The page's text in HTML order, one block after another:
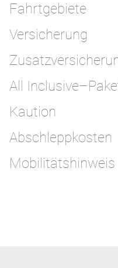
Fahrtgebiete
Versicherung
All
Kaution
Abschleppkosten
Mobilitätshinweis